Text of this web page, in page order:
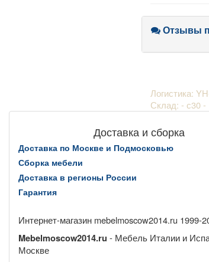
Отзывы
Логистика:
Склад: - с30 -
Доставка и сборка
Доставка по Москве и Подмосковью
Сборка мебели
Доставка в регионы России
Гарантия
Интернет-магазин mebelmoscow2014.ru 1999-
Mebelmoscow2014.ru - Мебель Италии и
Москве